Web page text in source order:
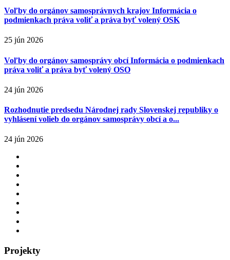
Voľby do orgánov samosprávnych krajov Informácia o
podmienkach práva voliť a práva byť volený OSK
25 jún 2026
Voľby do orgánov samosprávy obcí Informácia o podmienkach
práva voliť a práva byť volený OSO
24 jún 2026
Rozhodnutie predsedu Národnej rady Slovenskej republiky o
vyhlásení volieb do orgánov samosprávy obcí a o...
24 jún 2026
Projekty